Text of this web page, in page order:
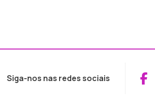
Siga-nos nas redes sociais